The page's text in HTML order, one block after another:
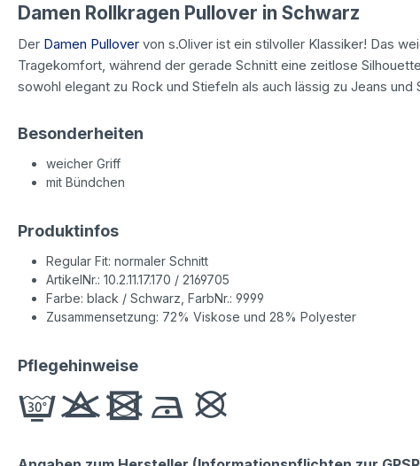
Damen Rollkragen Pullover in Schwarz
Der Damen Pullover von s.Oliver ist ein stilvoller Klassiker! Das
Tragekomfort, während der gerade Schnitt eine zeitlose
sowohl elegant zu Rock und Stiefeln als auch lässig zu Jeans und
Besonderheiten
weicher Griff
mit Bündchen
Produktinfos
Regular Fit: normaler Schnitt
ArtikelNr.: 10.2.11.17.170 / 2169705
Farbe: black / Schwarz, FarbNr.: 9999
Zusammensetzung: 72% Viskose und 28% Polyester
Pflegehinweise